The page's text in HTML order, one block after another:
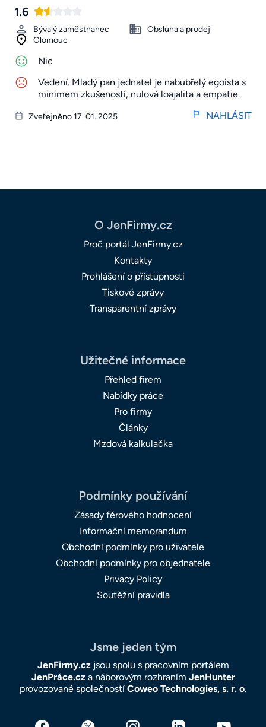
1.6
Bývalý zaměstnanec
Obsluha a prodej
Olomouc
Nic
Vedení. Mladý pan jednatel je nabubřelý egoista s
minimem zkušeností, nulová loajalita a empatie.
Zveřejněno 17. 01. 2025 NAHLÁSIT
O JenFirmy.cz
Proč portál JenFirmy.cz
Kontakty
Prohlášení o přístupnosti
Tiskové zprávy
Transparentní zprávy
Užitečné informace
Přehled firem
Nabídky práce
Pro firmy
Články
Mzdová kalkulačka
Podmínky používání
Zásady férového hodnocení
Informační memorandum
Obchodní podmínky pro uživatele
Obchodní podmínky pro objednatele
Privacy Policy
Soutěžní pravidla
Jsme jeden tým
JenFirmy.czjsou spolu s pracovním portálem
JenPráce.cza náborovým rozhraním JenHunter
provozované společností Coweo Technologies, s. r. o.